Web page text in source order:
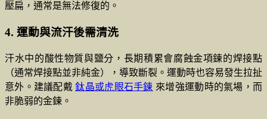
壓扁，通常是無法修復的。
4. 運動與流汗後需清洗
汗水中的酸性物質與鹽分，長期積累會腐蝕金項鍊的焊接點
（通常焊接點並非純金），導致斷裂。運動時也容易發生拉扯
意外。建議配戴鈦晶或虎眼石手鍊 來增強運動時的氣場，而
非脆弱的金鍊。